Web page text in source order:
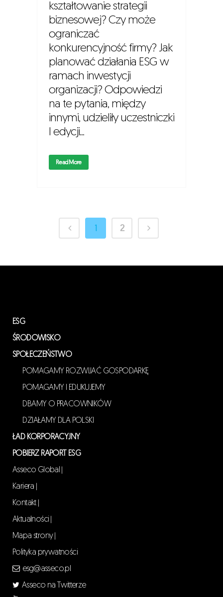
kształtowanie strategii
biznesowej? Czy może
ograniczać
konkurencyjność firmy? Jak
planować działania ESG w
ramach inwestycji
organizacji? Odpowiedzi
na te pytania, między
innymi, udzieliły uczestniczki
I edycji...
Read More
1 2
ESG
ŚRODOWISKO
SPOŁECZEŃSTWO
POMAGAMY ROZWIJAĆ GOSPODARKĘ
POMAGAMY I EDUKUJEMY
DBAMY O PRACOWNIKÓW
DZIAŁAMY DLA POLSKI
ŁAD KORPORACYJNY
POBIERZ RAPORT ESG
Asseco Global
Kariera
Kontakt|
Aktualności
Mapa strony|
Polityka prywatności
esg@asseco.pl
Asseco na Twitterze